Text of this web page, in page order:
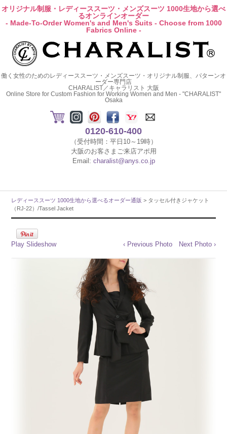
オリジナル制服・レディーススーツ・メンズスーツ 1000生地から選べ
るオンラインオーダー
- Made-To-Order Women's and Men's Suits - Choose from 1000
Fabrics Online -
働く女性のためのレディーススーツ・メンズスーツ・オリジナル制服、パターンオ
ーダー専門店
CHARALIST／キャラリスト 大阪
Online Store for Custom Fashion for Working Women and Men - "CHARALIST"
Osaka
0120-610-400
（受付時間：平日10～19時）
大阪のお客さまご来店アポ用
Email: charalist@anys.co.jp
レディーススーツ 1000生地から選べるオーダー通販 > タッセル付きジャケット
（RJ-22）/Tassel Jacket
Play Slideshow ‹ Previous Photo Next Photo ›